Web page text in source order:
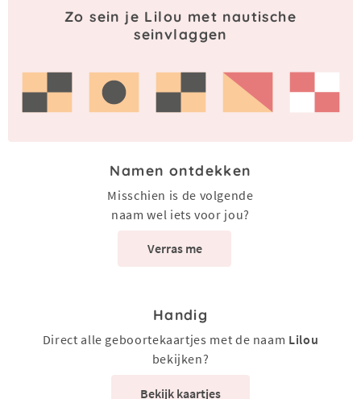
Zo sein je Lilou met nautische
seinvlaggen
Namen ontdekken
Misschien is de volgende
naam wel iets voor jou?
Verras me
Handig
Direct alle geboortekaartjes met de naam Lilou
bekijken?
Bekijk kaartjes